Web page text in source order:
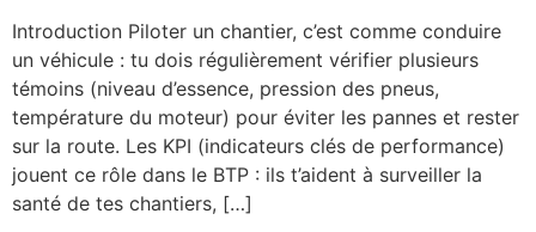
Introduction Piloter un chantier, c’est comme conduire
un véhicule : tu dois régulièrement vérifier plusieurs
témoins (niveau d’essence, pression des pneus,
température du moteur) pour éviter les pannes et rester
sur la route. Les KPI (indicateurs clés de performance)
jouent ce rôle dans le BTP : ils t’aident à surveiller la
santé de tes chantiers, […]